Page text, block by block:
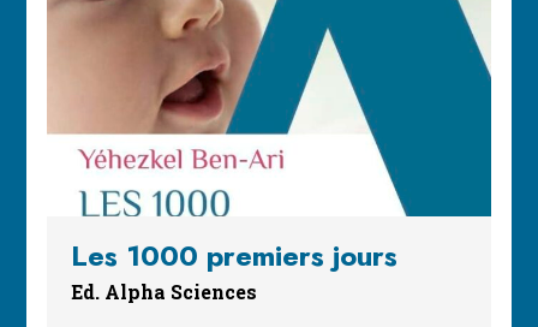
Les 1000 premiers jours
Ed. Alpha Sciences